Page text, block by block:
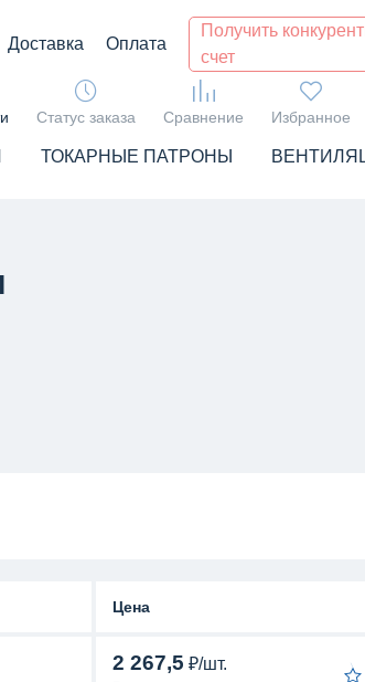
Доставка Оплата
Получить
счет
Статус заказа Сравнение Избранное
ТОКАРНЫЕ ПАТРОНЫ
Цена
2 267,5 ₽/шт.